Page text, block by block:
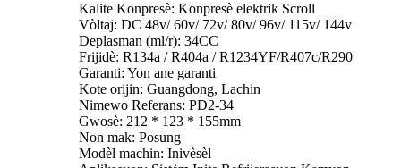
Kalite Konpresè: Konpresè elektrik Scroll
Vòltaj: DC 48v/ 60v/ 72v/ 80v/ 96v/ 115v/ 144v
Deplasman (ml/r): 34CC
Frijidè: R134a / R404a / R1234YF/R407c/R290
Garanti: Yon ane garanti
Kote orijin: Guangdong, Lachin
Nimewo Referans: PD2-34
Gwosè: 212 * 123 * 155mm
Non mak: Posung
Modèl machin: Inivèsèl